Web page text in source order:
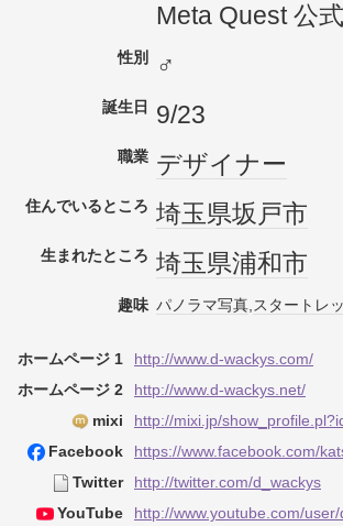
Meta Quest 公
性別 ♂
誕生日 9/23
職業 デザイナー
住んでいるところ 埼玉県坂戸市
生まれたところ 埼玉県浦和市
趣味 パノラマ写真,スタートレ
ホームページ 1
http://www.d-wackys.com/
ホームページ 2
http://www.d-wackys.net/
mixi
http://mixi.jp/
Facebook
https://www.facebook.com/
Twitter
http://twitter.com/d_wackys
YouTube
http://www.youtube.com/